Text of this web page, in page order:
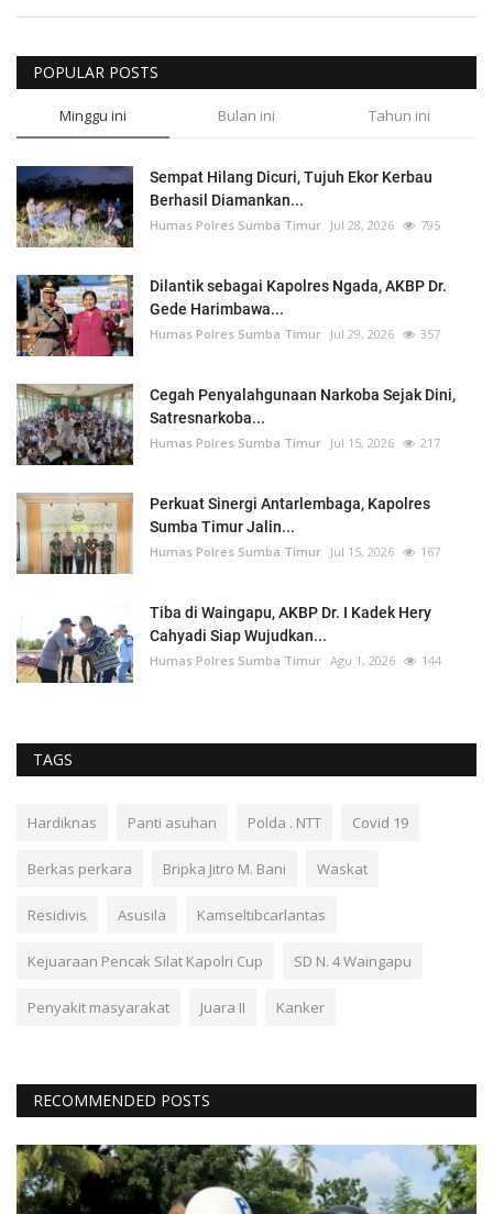
POPULAR POSTS
Minggu ini Bulan ini Tahun ini
Sempat Hilang Dicuri, Tujuh Ekor Kerbau
Berhasil Diamankan...
Humas Polres Sumba Timur Jul 28, 2026 795
Dilantik sebagai Kapolres Ngada, AKBP Dr.
Gede Harimbawa...
Humas Polres Sumba Timur Jul 29, 2026 357
Cegah Penyalahgunaan Narkoba Sejak Dini,
Satresnarkoba...
Humas Polres Sumba Timur Jul 15, 2026 217
Perkuat Sinergi Antarlembaga, Kapolres
Sumba Timur Jalin...
Humas Polres Sumba Timur Jul 15, 2026 167
Tiba di Waingapu, AKBP Dr. I Kadek Hery
Cahyadi Siap Wujudkan...
Humas Polres Sumba Timur Agu 1, 2026 144
TAGS
Hardiknas Panti asuhan Polda . NTT Covid 19
Berkas perkara Bripka Jitro M. Bani Waskat
Residivis Asusila Kamseltibcarlantas
Kejuaraan Pencak Silat Kapolri Cup SD N. 4 Waingapu
Penyakit masyarakat Juara II Kanker
RECOMMENDED POSTS